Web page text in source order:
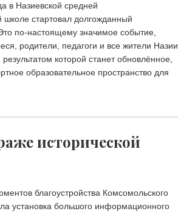
в Назиевской средней
стартовал долгожданный
по-настоящему значимое событие,
родители, педагоги и все жители Назии.
которой станет обновлённое,
образовательное пространство для
исторической
благоустройства Комсомольского
установка большого информационного